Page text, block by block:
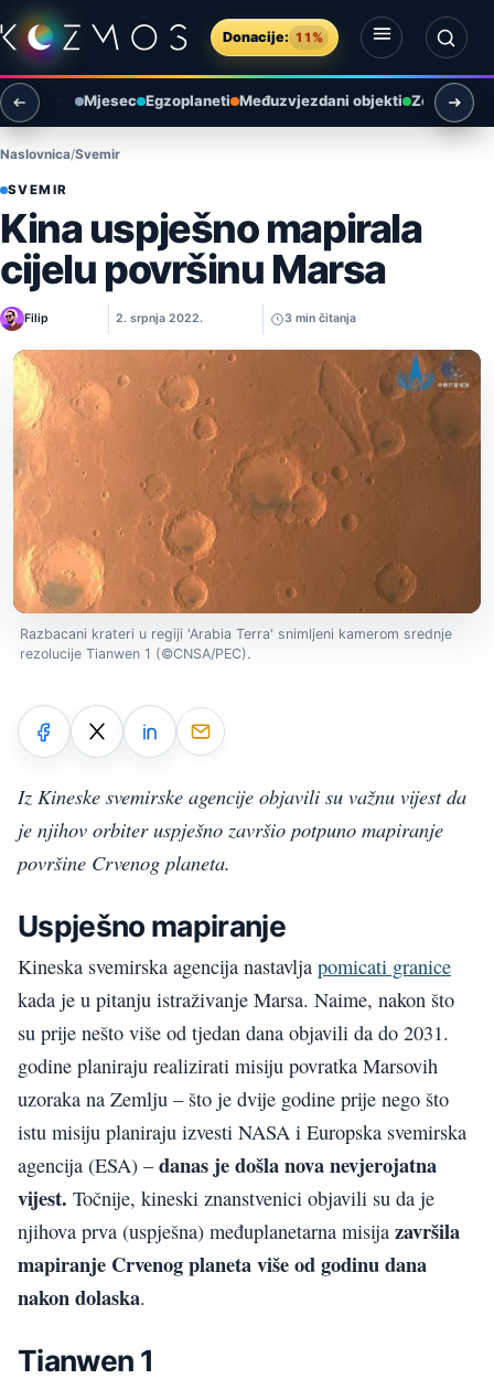
Preskoči na sadržaj
Donacije: 11%
Otvori izbornik
Otvori pretragu
Mjesec Egzoplaneti Međuzvjezdani objekti Zemlja i
Naslovnica Svemir
SVEMIR
Kina uspješno mapirala
cijelu površinu Marsa
Filip 2. srpnja 2022. 3 min čitanja
Razbacani krateri u regiji 'Arabia Terra' snimljeni kamerom srednje
rezolucije Tianwen 1 (©CNSA/PEC).
Iz Kineske svemirske agencije objavili su važnu vijest da
je njihov orbiter uspješno završio potpuno mapiranje
površine Crvenog planeta.
Uspješno mapiranje
Kineska svemirska agencija nastavlja pomicati granice
kada je u pitanju istraživanje Marsa. Naime, nakon što
su prije nešto više od tjedan dana objavili da do 2031.
godine planiraju realizirati misiju povratka Marsovih
uzoraka na Zemlju – što je dvije godine prije nego što
istu misiju planiraju izvesti NASA i Europska svemirska
agencija (ESA) –danas je došla nova nevjerojatna
vijest. Točnije, kineski znanstvenici objavili su da je
njihova prva (uspješna) međuplanetarna misija završila
mapiranje Crvenog planeta više od godinu dana
nakon dolaska.
Tianwen 1